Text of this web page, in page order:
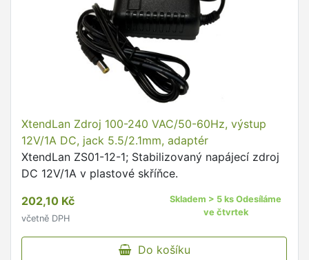
XtendLan Zdroj 100-240 VAC/50-60Hz, výstup
12V/1A DC, jack 5.5/2.1mm, adaptér
XtendLan ZS01-12-1; Stabilizovaný napájecí zdroj
DC 12V/1A v plastové skříňce.
202,10 Kč
včetně DPH
Skladem > 5 ks Odesíláme
ve čtvrtek
Do košíku